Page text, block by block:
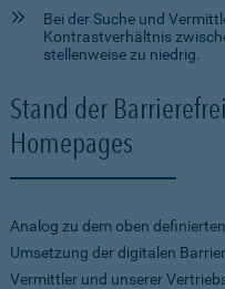
Bei der Suche und
Kontrastverhältnis
stellenweise zu niedrig.
Stand der
Homepages
Analog zu dem oben
Umsetzung der digitalen
Vermittler und unserer